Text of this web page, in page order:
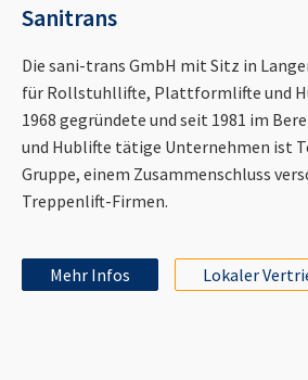
Sanitrans
Die sani-trans GmbH mit Sitz in
für Rollstuhllifte, Plattformlifte und
1968 gegründete und seit 1981 im
und Hublifte tätige Unternehmen ist
Gruppe, einem Zusammenschluss
Treppenlift-Firmen.
Mehr Infos Lokaler